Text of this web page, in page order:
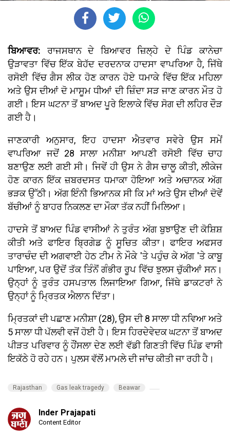
ਬਿਆਵਰ: ਰਾਜਸਥਾਨ ਦੇ ਬਿਆਵਰ ਜ਼ਿਲ੍ਹੇ ਦੇ ਪਿੰਡ ਕਾਨੇਚਾ
ਉੜਾਵਤਾ ਵਿੱਚ ਇੱਕ ਬੇਹੱਦ ਦਰਦਨਾਕ ਹਾਦਸਾ ਵਾਪਰਿਆ ਹੈ, ਜਿੱਥੇ
ਰਸੋਈ ਵਿੱਚ ਗੈਸ ਲੀਕ ਹੋਣ ਕਾਰਨ ਹੋਏ ਧਮਾਕੇ ਵਿੱਚ ਇੱਕ ਮਹਿਲਾ
ਅਤੇ ਉਸ ਦੀਆਂ ਦੋ ਮਾਸੂਮ ਧੀਆਂ ਦੀ ਜ਼ਿੰਦਾ ਸੜ ਜਾਣ ਕਾਰਨ ਮੌਤ ਹੋ
ਗਈ। ਇਸ ਘਟਨਾ ਤੋਂ ਬਾਅਦ ਪੂਰੇ ਇਲਾਕੇ ਵਿੱਚ ਸੋਗ ਦੀ ਲਹਿਰ ਦੌੜ
ਗਈ ਹੈ।
ਜਾਣਕਾਰੀ ਅਨੁਸਾਰ, ਇਹ ਹਾਦਸਾ ਐਤਵਾਰ ਸਵੇਰੇ ਉਸ ਸਮੇਂ
ਵਾਪਰਿਆ ਜਦੋਂ 28 ਸਾਲਾ ਮਨੀਸ਼ਾ ਆਪਣੀ ਰਸੋਈ ਵਿੱਚ ਚਾਹ
ਬਣਾਉਣ ਲਈ ਗਈ ਸੀ। ਜਿਵੇਂ ਹੀ ਉਸ ਨੇ ਗੈਸ ਚਾਲੂ ਕੀਤੀ, ਲੀਕੇਜ
ਹੋਣ ਕਾਰਨ ਇੱਕ ਜ਼ਬਰਦਸਤ ਧਮਾਕਾ ਹੋਇਆ ਅਤੇ ਅਚਾਨਕ ਅੱਗ
ਭੜਕ ਉੱਠੀ। ਅੱਗ ਇੰਨੀ ਭਿਆਨਕ ਸੀ ਕਿ ਮਾਂ ਅਤੇ ਉਸ ਦੀਆਂ ਦੋਵੇਂ
ਬੱਚੀਆਂ ਨੂੰ ਬਾਹਰ ਨਿਕਲਣ ਦਾ ਮੌਕਾ ਤੱਕ ਨਹੀਂ ਮਿਲਿਆ।
ਹਾਦਸੇ ਤੋਂ ਬਾਅਦ ਪਿੰਡ ਵਾਸੀਆਂ ਨੇ ਤੁਰੰਤ ਅੱਗ ਬੁਝਾਉਣ ਦੀ ਕੋਸ਼ਿਸ਼
ਕੀਤੀ ਅਤੇ ਫਾਇਰ ਬ੍ਰਿਗੇਡ ਨੂੰ ਸੂਚਿਤ ਕੀਤਾ। ਫਾਇਰ ਅਫਸਰ
ਤਾਰਾਚੰਦ ਦੀ ਅਗਵਾਈ ਹੇਠ ਟੀਮ ਨੇ ਮੌਕੇ 'ਤੇ ਪਹੁੰਚ ਕੇ ਅੱਗ 'ਤੇ ਕਾਬੂ
ਪਾਇਆ, ਪਰ ਉਦੋਂ ਤੱਕ ਤਿੰਨੋਂ ਗੰਭੀਰ ਰੂਪ ਵਿੱਚ ਝੁਲਸ ਚੁੱਕੀਆਂ ਸਨ।
ਉਨ੍ਹਾਂ ਨੂੰ ਤੁਰੰਤ ਹਸਪਤਾਲ ਲਿਜਾਇਆ ਗਿਆ, ਜਿੱਥੇ ਡਾਕਟਰਾਂ ਨੇ
ਉਨ੍ਹਾਂ ਨੂੰ ਮ੍ਰਿਤਕ ਐਲਾਨ ਦਿੱਤਾ।
ਮ੍ਰਿਤਕਾਂ ਦੀ ਪਛਾਣ ਮਨੀਸ਼ਾ (28), ਉਸ ਦੀ 8 ਸਾਲਾ ਧੀ ਨਵਿਆ ਅਤੇ
5 ਸਾਲਾ ਧੀ ਪੱਲਵੀ ਵਜੋਂ ਹੋਈ ਹੈ। ਇਸ ਹਿਰਦੇਵੇਦਕ ਘਟਨਾ ਤੋਂ ਬਾਅਦ
ਪੀੜਤ ਪਰਿਵਾਰ ਨੂੰ ਹੌਂਸਲਾ ਦੇਣ ਲਈ ਵੱਡੀ ਗਿਣਤੀ ਵਿੱਚ ਪਿੰਡ ਵਾਸੀ
ਇਕੱਠੇ ਹੋ ਰਹੇ ਹਨ। ਪੁਲਸ ਵੱਲੋਂ ਮਾਮਲੇ ਦੀ ਜਾਂਚ ਕੀਤੀ ਜਾ ਰਹੀ ਹੈ।
Rajasthan Gas leak tragedy Beawar
Inder Prajapati
Content Editor